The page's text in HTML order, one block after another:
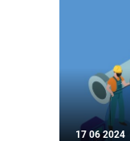
17 06 2024